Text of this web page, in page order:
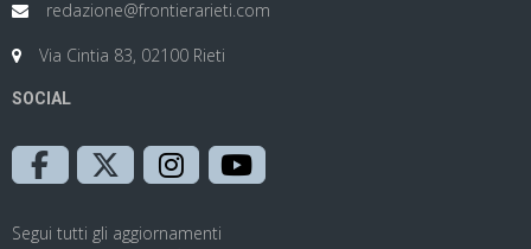
redazione@frontierarieti.com
Via Cintia 83, 02100 Rieti
SOCIAL
Segui tutti gli aggiornamenti